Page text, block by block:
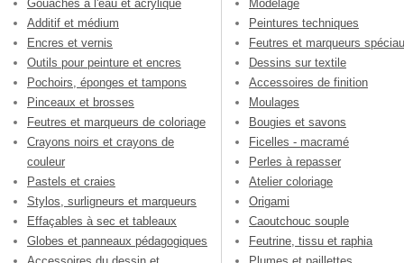
Gouaches à l'eau et acrylique
Additif et médium
Encres et vernis
Outils pour peinture et encres
Pochoirs, éponges et tampons
Pinceaux et brosses
Feutres et marqueurs de coloriage
Crayons noirs et crayons de
couleur
Pastels et craies
Stylos, surligneurs et marqueurs
Effaçables à sec et tableaux
Globes et panneaux pédagogiques
Modelage
Peintures techniques
Feutres et marqueurs
Dessins sur textile
Accessoires de finition
Moulages
Bougies et savons
Ficelles - macramé
Perles à repasser
Atelier coloriage
Origami
Caoutchouc souple
Feutrine, tissu et raphia